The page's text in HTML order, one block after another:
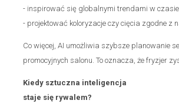
- inspirować się globalnymi trendami w
- projektować koloryzacje czy cięcia zgodne z
Co więcej, AI umożliwia szybsze planowanie
promocyjnych salonu. To oznacza, że fryzjer
Kiedy sztuczna inteligencja
staje się rywalem?